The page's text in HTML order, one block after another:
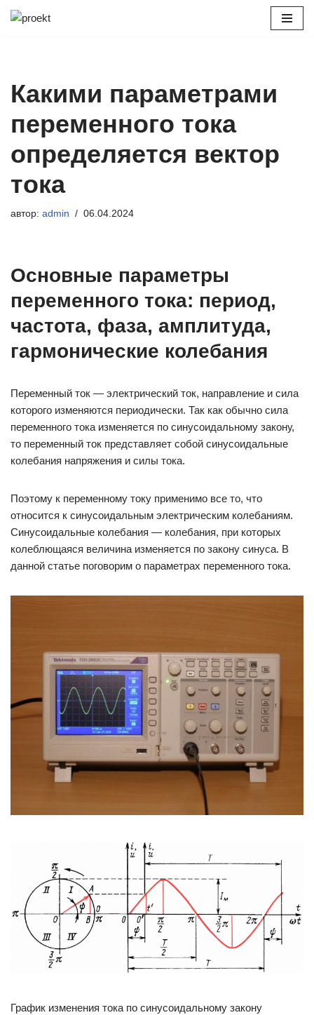
Какими параметрами
переменного тока
определяется вектор
тока
автор: admin 06.04.2024
Основные параметры
переменного тока: период,
частота, фаза, амплитуда,
гармонические колебания
Переменный ток — электрический ток, направление и сила
которого изменяются периодически. Так как обычно сила
переменного тока изменяется по синусоидальному закону,
то переменный ток представляет собой синусоидальные
колебания напряжения и силы тока.
Поэтому к переменному току применимо все то, что
относится к синусоидальным электрическим колебаниям.
Синусоидальные колебания — колебания, при которых
колеблющаяся величина изменяется по закону синуса. В
данной статье поговорим о параметрах переменного тока.
График изменения тока по синусоидальному закону